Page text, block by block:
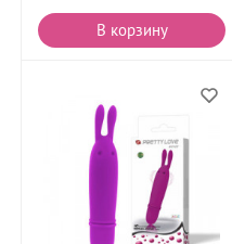
В корзину